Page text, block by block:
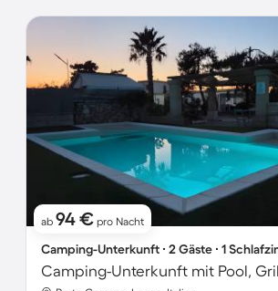
ab 94 € pro Nacht
Camping-Unterkunft ∙ 2 Gäste ∙ 1